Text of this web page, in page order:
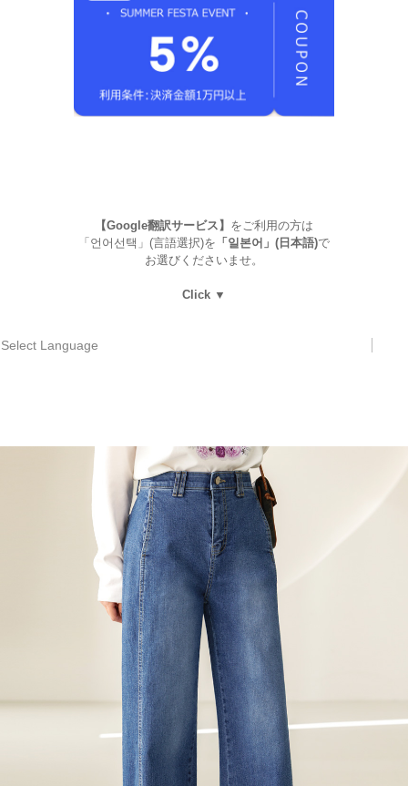
【Google翻訳サービス】 をご利用の方は
「언어선택」(言語選択)を 「일본어」(日本語)で
お選びくださいませ。
Click ▼
Select Language